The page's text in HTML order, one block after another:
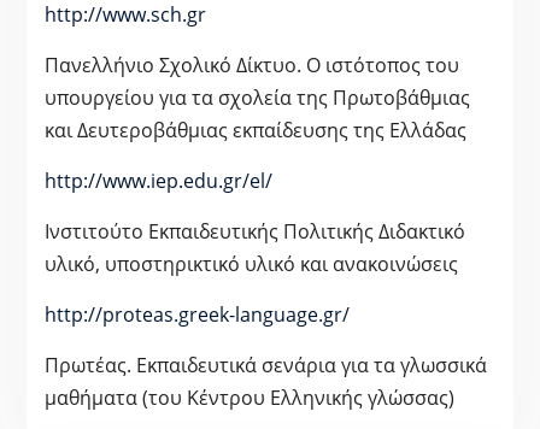
http://www.sch.gr
Πανελλήνιο Σχολικό Δίκτυο. Ο ιστότοπος του
υπουργείου για τα σχολεία της Πρωτοβάθμιας
και Δευτεροβάθμιας εκπαίδευσης της Ελλάδας
http://www.iep.edu.gr/el/
Ινστιτούτο Εκπαιδευτικής Πολιτικής Διδακτικό
υλικό, υποστηρικτικό υλικό και ανακοινώσεις
http://proteas.greek-language.gr/
Πρωτέας. Εκπαιδευτικά σενάρια για τα γλωσσικά
μαθήματα (του Κέντρου Ελληνικής γλώσσας)